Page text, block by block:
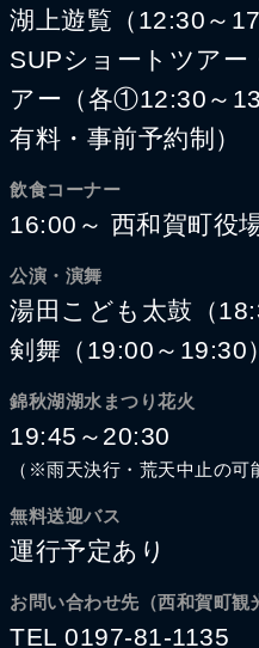
湖上遊覧（12:30～
SUPショートツアー
アー（各①12:30～
有料・事前予約制）
飲食コーナー
16:00～ 西和賀町役
公演・演舞
湯田こども太鼓（
剣舞（19:00～19:30）
錦秋湖湖水まつり花火
19:45～20:30
（※雨天決行・荒天中止の可
無料送迎バス
運行予定あり
お問い合わせ先（西和賀町観
TEL 0197-81-1135